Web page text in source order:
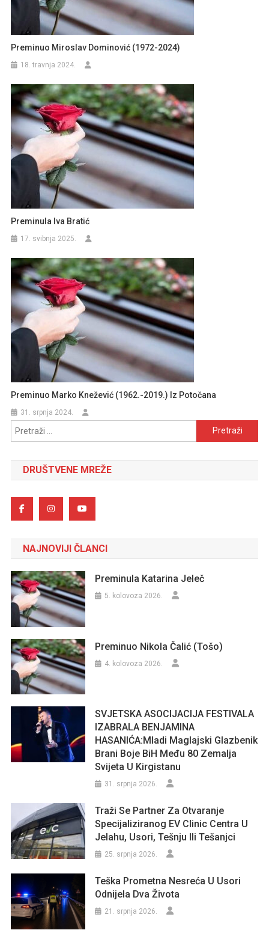
Preminuo Miroslav Dominović (1972-2024)
18. travnja 2024.
Preminula Iva Bratić
17. svibnja 2025.
Preminuo Marko Knežević (1962.-2019.) Iz Potočana
31. srpnja 2024.
Pretraži:
DRUŠTVENE MREŽE
NAJNOVIJI ČLANCI
Preminula Katarina Jeleč
5. kolovoza 2026.
Preminuo Nikola Čalić (Tošo)
4. kolovoza 2026.
SVJETSKA ASOCIJACIJA FESTIVALA
IZABRALA BENJAMINA
HASANIĆA:Mladi Maglajski Glazbenik
Brani Boje BiH Među 80 Zemalja
Svijeta U Kirgistanu
31. srpnja 2026.
Traži Se Partner Za Otvaranje
Specijaliziranog EV Clinic Centra U
Jelahu, Usori, Tešnju Ili Tešanjci
25. srpnja 2026.
Teška Prometna Nesreća U Usori
Odnijela Dva Života
21. srpnja 2026.